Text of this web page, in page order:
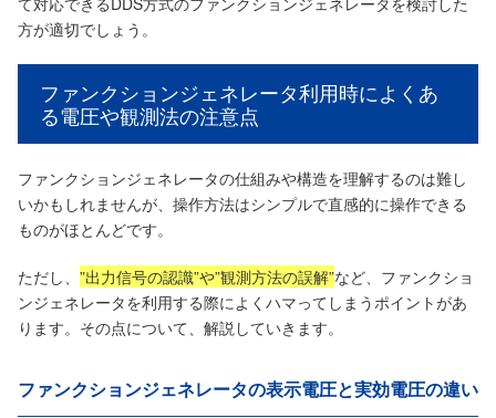
方が適切でしょう。
ファンクションジェネレータ利用時によくあ
る電圧や観測法の注意点
ファンクションジェネレータの仕組みや構造を理解するのは難し
いかもしれませんが、操作方法はシンプルで直感的に操作できる
ものがほとんどです。
ただし、 ”出力信号の認識”や”観測方法の誤解”など、ファンクショ
ンジェネレータを利用する際によくハマってしまうポイントがあ
ります。その点について、解説していきます。
ファンクションジェネレータの表示電圧と実効電圧の違い